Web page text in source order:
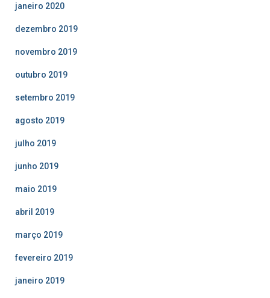
janeiro 2020
dezembro 2019
novembro 2019
outubro 2019
setembro 2019
agosto 2019
julho 2019
junho 2019
maio 2019
abril 2019
março 2019
fevereiro 2019
janeiro 2019